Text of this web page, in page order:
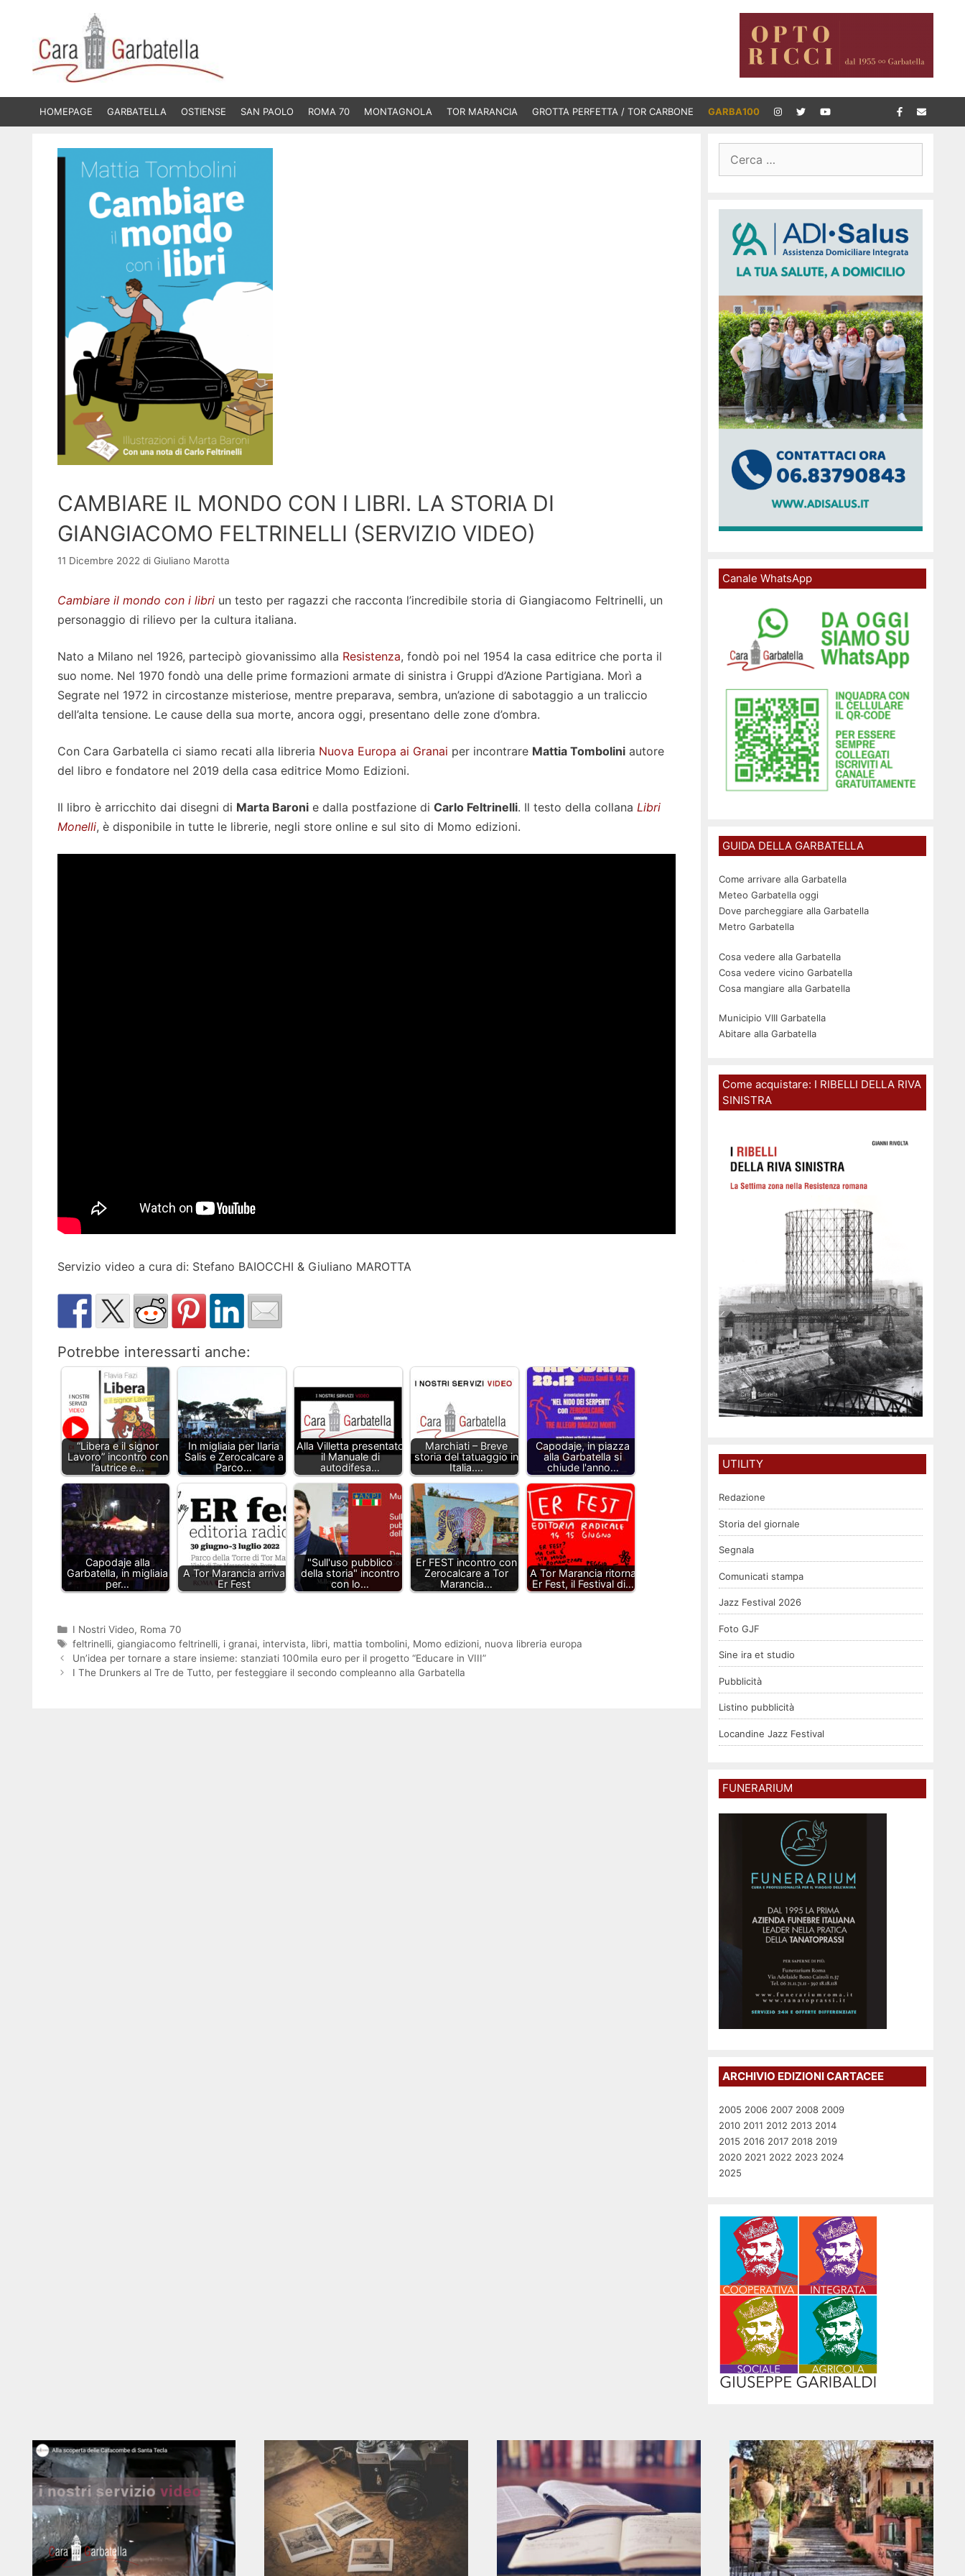
contenuto
HOMEPAGE GARBATELLA OSTIENSE SAN PAOLO ROMA 70 MONTAGNOLA TOR MARANCIA GROTTA PERFETTA / TOR CARBONE GARBA100
CAMBIARE IL MONDO CON I LIBRI. LA STORIA DI
GIANGIACOMO FELTRINELLI (SERVIZIO VIDEO)
11 Dicembre 2022 di Giuliano Marotta
Cambiare il mondo con i libriun testo per ragazzi che racconta l’incredibile storia di Giangiacomo Feltrinelli, un
personaggio di rilievo per la cultura italiana.
Nato a Milano nel 1926, partecipò giovanissimo alla Resistenza, fondò poi nel 1954 la casa editrice che porta il
suo nome. Nel 1970 fondò una delle prime formazioni armate di sinistra i Gruppi d’Azione Partigiana. Morì a
Segrate nel 1972 in circostanze misteriose, mentre preparava, sembra, un’azione di sabotaggio a un traliccio
dell’alta tensione. Le cause della sua morte, ancora oggi, presentano delle zone d’ombra.
Con Cara Garbatella ci siamo recati alla libreria Nuova Europa ai Granai per incontrare Mattia Tomboliniautore
del libro e fondatore nel 2019 della casa editrice Momo Edizioni.
Il libro è arricchito dai disegni di Marta Baronie dalla postfazione di Carlo Feltrinelli. Il testo della collana Libri
Monelli, è disponibile in tutte le librerie, negli store online e sul sito di Momo edizioni.
Servizio video a cura di: Stefano BAIOCCHI & Giuliano MAROTTA
Potrebbe interessarti anche:
“Libera e il signor
Lavoro” incontro con
l’autrice e…
In migliaia per Ilaria
Salis e Zerocalcare a
Parco…
Alla Villetta presentato
il Manuale di
autodifesa…
Marchiati – Breve
storia del tatuaggio in
Italia.…
Capodaje, in piazza
alla Garbatella si
chiude l'anno…
Capodaje alla
Garbatella, in migliaia
per…
A Tor Marancia arriva
Er Fest
"Sull'uso pubblico
della storia" incontro
con lo…
Er FEST incontro con
Zerocalcare a Tor
Marancia…
A Tor Marancia ritorna
Er Fest, il Festival di…
Categorie
I Nostri Video, Roma 70
Tag
feltrinelli, giangiacomo feltrinelli, i granai, intervista, libri, mattia tombolini, Momo edizioni, nuova libreria europa
Un’idea per tornare a stare insieme: stanziati 100mila euro per il progetto “Educare in VIII”
I The Drunkers al Tre de Tutto, per festeggiare il secondo compleanno alla Garbatella
per:
Canale WhatsApp
GUIDA DELLA GARBATELLA
Come arrivare alla Garbatella
Meteo Garbatella oggi
Dove parcheggiare alla Garbatella
Metro Garbatella
Cosa vedere alla Garbatella
Cosa vedere vicino Garbatella
Cosa mangiare alla Garbatella
Municipio VIII Garbatella
Abitare alla Garbatella
Come acquistare: I RIBELLI DELLA RIVA
SINISTRA
UTILITY
Redazione
Storia del giornale
Segnala
Comunicati stampa
Jazz Festival 2026
Foto GJF
Sine ira et studio
Pubblicità
Listino pubblicità
Locandine Jazz Festival
FUNERARIUM
ARCHIVIO EDIZIONI CARTACEE
2005 2006 2007 2008 2009
2010 2011 2012 2013 2014
2015 2016 2017 2018 2019
2020 2021 2022 2023 2024
2025